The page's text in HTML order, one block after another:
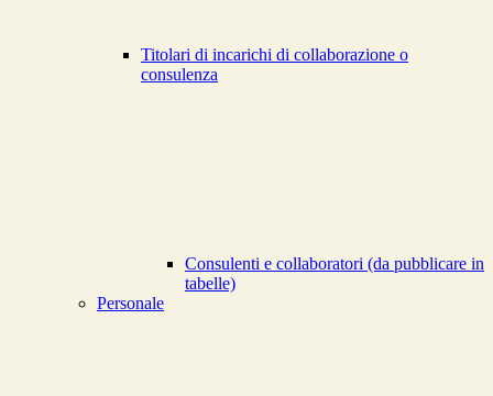
Titolari di incarichi di collaborazione o
consulenza
Consulenti e collaboratori (da pubblicare in
tabelle)
Personale